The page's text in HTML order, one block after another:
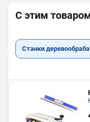
С этим
Станки